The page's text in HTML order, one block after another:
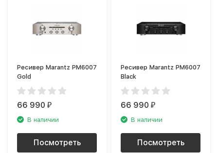
Ресивер Marantz PM6007
Gold
66 990₽
В наличии
Посмотреть
Ресивер Marantz PM6007
Black
66 990₽
В наличии
Посмотреть